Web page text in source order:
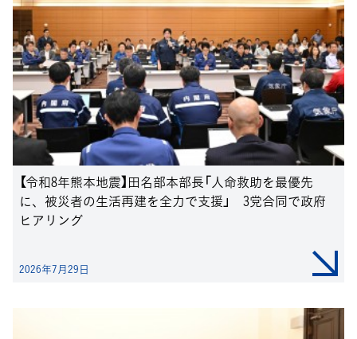
【令和8年熊本地震】田名部本部長「人命救助を最優先
に、被災者の生活再建を全力で支援」 3党合同で政府
ヒアリング
2026年7月29日